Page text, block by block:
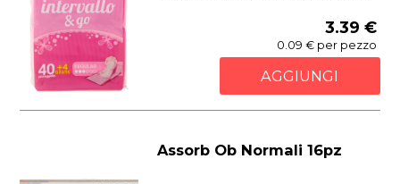
3.39 €
0.09 € per pezzo
AGGIUNGI
Assorb Ob Normali 16pz